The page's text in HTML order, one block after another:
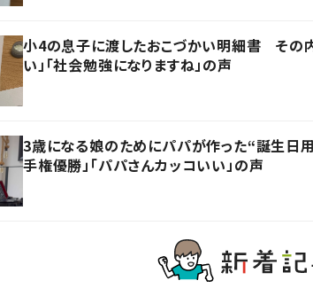
小4の息子に渡したおこづかい明細書 その
い」「社会勉強になりますね」の声
3歳になる娘のためにパパが作った“誕生日
手権優勝」「パパさんカッコいい」の声